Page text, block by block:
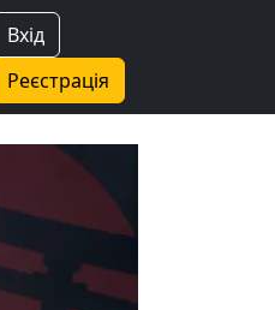
Вхід
Реєстрація